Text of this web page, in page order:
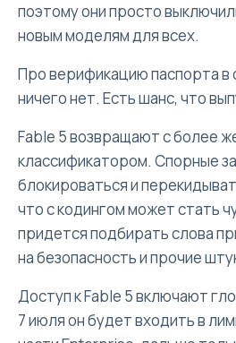
поэтому они просто
новым моделям для всех.
Про верификацию паспорта в
ничего нет. Есть шанс, что
Fable 5 возвращают с более
классификатором. Спорные
блокироваться и
что с кодингом может стать
придется подбирать слова
на безопасность и прочие
Доступ к Fable 5 включают
7 июля он будет входить в